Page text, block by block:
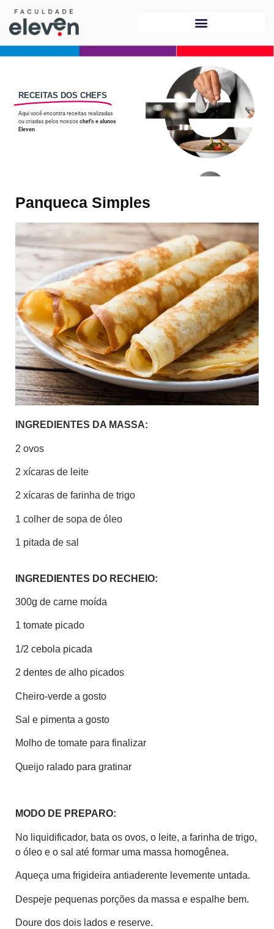
RECEITAS DOS CHEFS
Aqui você encontra receitas realizadas
ou criadas pelos nossos chef’s e alunos
Eleven
Panqueca Simples
INGREDIENTES DA MASSA:
2 ovos
2 xícaras de leite
2 xícaras de farinha de trigo
1 colher de sopa de óleo
1 pitada de sal
INGREDIENTES DO RECHEIO:
300g de carne moída
1 tomate picado
1/2 cebola picada
2 dentes de alho picados
Cheiro-verde a gosto
Sal e pimenta a gosto
Molho de tomate para finalizar
Queijo ralado para gratinar
MODO DE PREPARO:
No liquidificador, bata os ovos, o leite, a farinha de trigo,
o óleo e o sal até formar uma massa homogênea.
Aqueça uma frigideira antiaderente levemente untada.
Despeje pequenas porções da massa e espalhe bem.
Doure dos dois lados e reserve.